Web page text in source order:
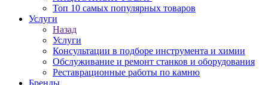
Топ 10 самых популярных товаров
Услуги
Назад
Услуги
Консультации в подборе инструмента и химии
Обслуживание и ремонт станков и оборудования
Реставрационные работы по камню
Бренды